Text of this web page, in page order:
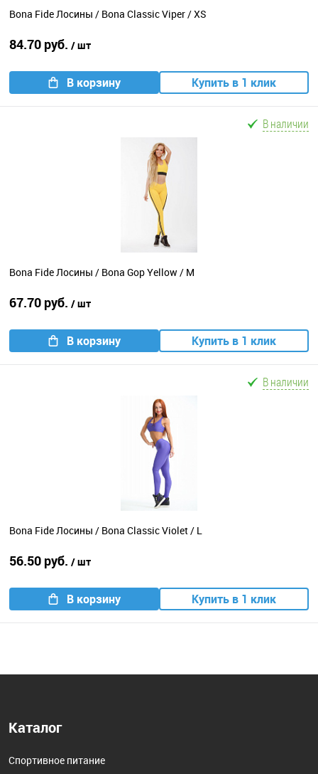
Bona Fide Лосины / Bona Classic Viper / XS
84.70 руб. / шт
В корзину Купить в 1 клик
В наличии
Bona Fide Лосины / Bona Gop Yellow / M
67.70 руб. / шт
В корзину Купить в 1 клик
В наличии
Bona Fide Лосины / Bona Classic Violet / L
56.50 руб. / шт
В корзину Купить в 1 клик
Каталог
Спортивное питание